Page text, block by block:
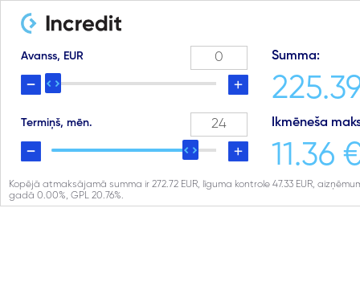
Avanss, EUR
Termiņš, mēn.
Summa:
Ikmēneša
11.36
Kopējā atmaksājamā summa ir 272.72 EUR, līguma kontrole 47.33 EUR,
gadā 0.00%, GPL 20.76%.